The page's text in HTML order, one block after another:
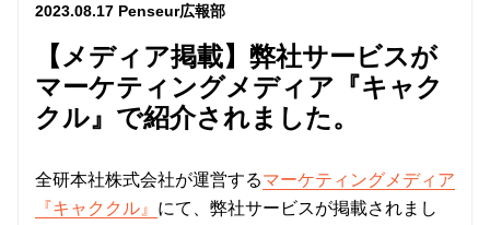
【メディア掲載】弊社サービスが
マーケティングメディア『キャク
クル』で紹介されました。
2023.08.17 Penseur広報部
全研本社株式会社が運営するマーケティングメディア
『キャククル』 にて、弊社サービスが掲載されまし